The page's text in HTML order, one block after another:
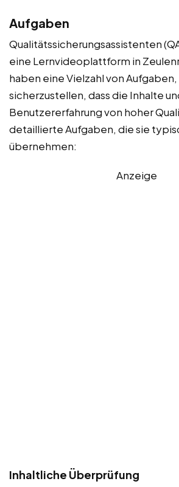
Aufgaben
Qualitätssicherungsassistenten
eine Lernvideoplattform in
haben eine Vielzahl von Aufgaben,
sicherzustellen, dass die Inhalte
Benutzererfahrung von hoher
detaillierte Aufgaben, die sie
übernehmen:
Anzeige
Inhaltliche Überprüfung